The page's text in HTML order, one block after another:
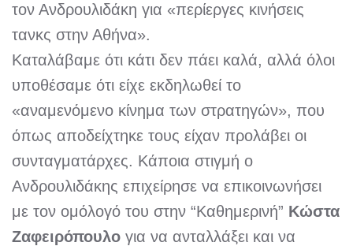
τον Ανδρουλιδάκη για «περίεργες κινήσεις
τανκς στην Αθήνα».
Καταλάβαμε ότι κάτι δεν πάει καλά, αλλά όλοι
υποθέσαμε ότι είχε εκδηλωθεί το
«αναμενόμενο κίνημα των στρατηγών», που
όπως αποδείχτηκε τους είχαν προλάβει οι
συνταγματάρχες. Κάποια στιγμή ο
Ανδρουλιδάκης επιχείρησε να επικοινωνήσει
με τον ομόλογό του στην “Καθημερινή” Κώστα
Ζαφειρόπουλο για να ανταλλάξει και να